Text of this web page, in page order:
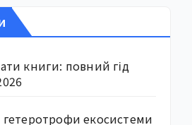
книги: повний гід
екосистеми